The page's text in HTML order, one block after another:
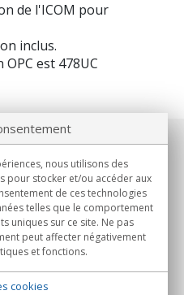
de l'ICOM pour
inclus.
est 478UC
nous utilisons des
pour stocker et/ou accéder aux
de ces technologies
telles que le comportement
uniques sur ce site. Ne pas
peut affecter négativement
et fonctions.
cookies